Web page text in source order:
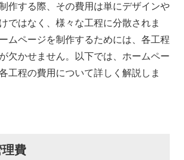
作する際、その費用は単にデザインや
ではなく、様々な工程に分散されま
ムページを制作するためには、各工程
欠かせません。以下では、ホームペー
工程の費用について詳しく解説しま
費